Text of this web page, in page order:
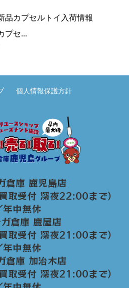
品カプセルトイ入荷情報
セ...
個人情報保護方針
倉庫 鹿児島店
受付 深夜22:00まで）
年中無休
倉庫 鹿屋店
受付 深夜21:00まで）
年中無休
倉庫 加治木店
受付 深夜21:00まで）